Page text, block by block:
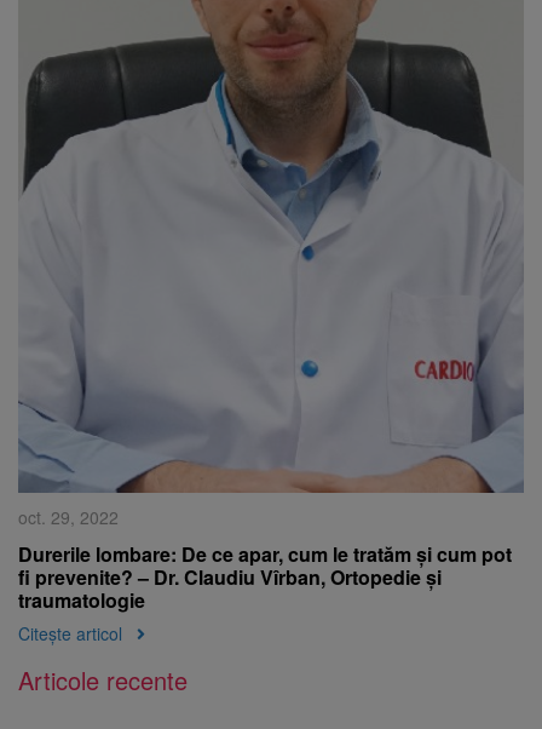
oct. 29, 2022
Durerile lombare: De ce apar, cum le tratăm și cum pot
fi prevenite? – Dr. Claudiu Vîrban, Ortopedie și
traumatologie
Citește articol
Articole recente